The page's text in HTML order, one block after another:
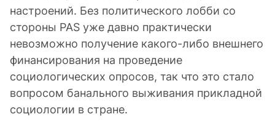
настроений. Без политического лобби со
стороны PAS уже давно практически
невозможно получение какого-либо внешнего
финансирования на проведение
социологических опросов, так что это стало
вопросом банального выживания прикладной
социологии в стране.